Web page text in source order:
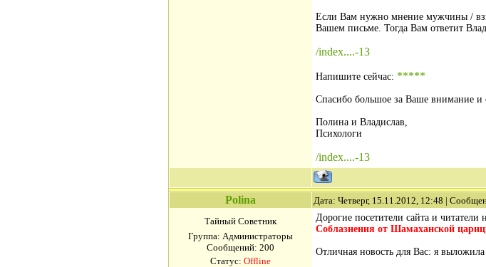
Если Вам нужно мнение мужчины /
Вашем письме. Тогда Вам ответит
/index....-13
Напишите сейчас: *****
Спасибо большое за Ваше внимание и
Полина и Владислав,
Психологи
/index....-13
Polina Дата: Четверг, 15.11.2012, 12:48 |
Тайный Советник
Группа: Администраторы
Сообщений: 200
Статус: Offline
Дорогие посетители сайта и читатели
Соблазнения от Шамаханской
Отличная новость для Вас: я выложила